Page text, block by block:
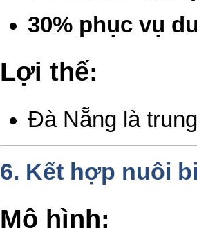
30% phục vụ
Lợi thế:
Đà Nẵng là
6. Kết hợp nuôi
Mô hình: